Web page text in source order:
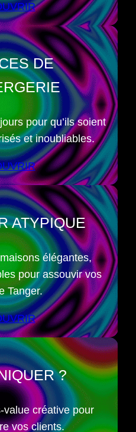
DE
pour qu’ils soient
et inoubliables.
ATYPIQUE
élégantes,
pour assouvir vos
Tanger.
?
value créative pour
vos clients.